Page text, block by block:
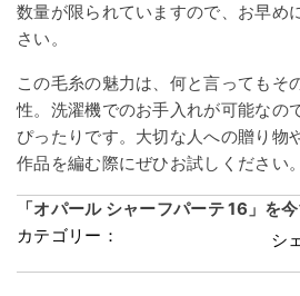
数量が限られていますので、お早め
さい。
この毛糸の魅力は、何と言ってもそ
性。洗濯機でのお手入れが可能なの
ぴったりです。大切な人への贈り物
作品を編む際にぜひお試しください。
「オパール シャーフパーテ 16」を
カテゴリー：
シ